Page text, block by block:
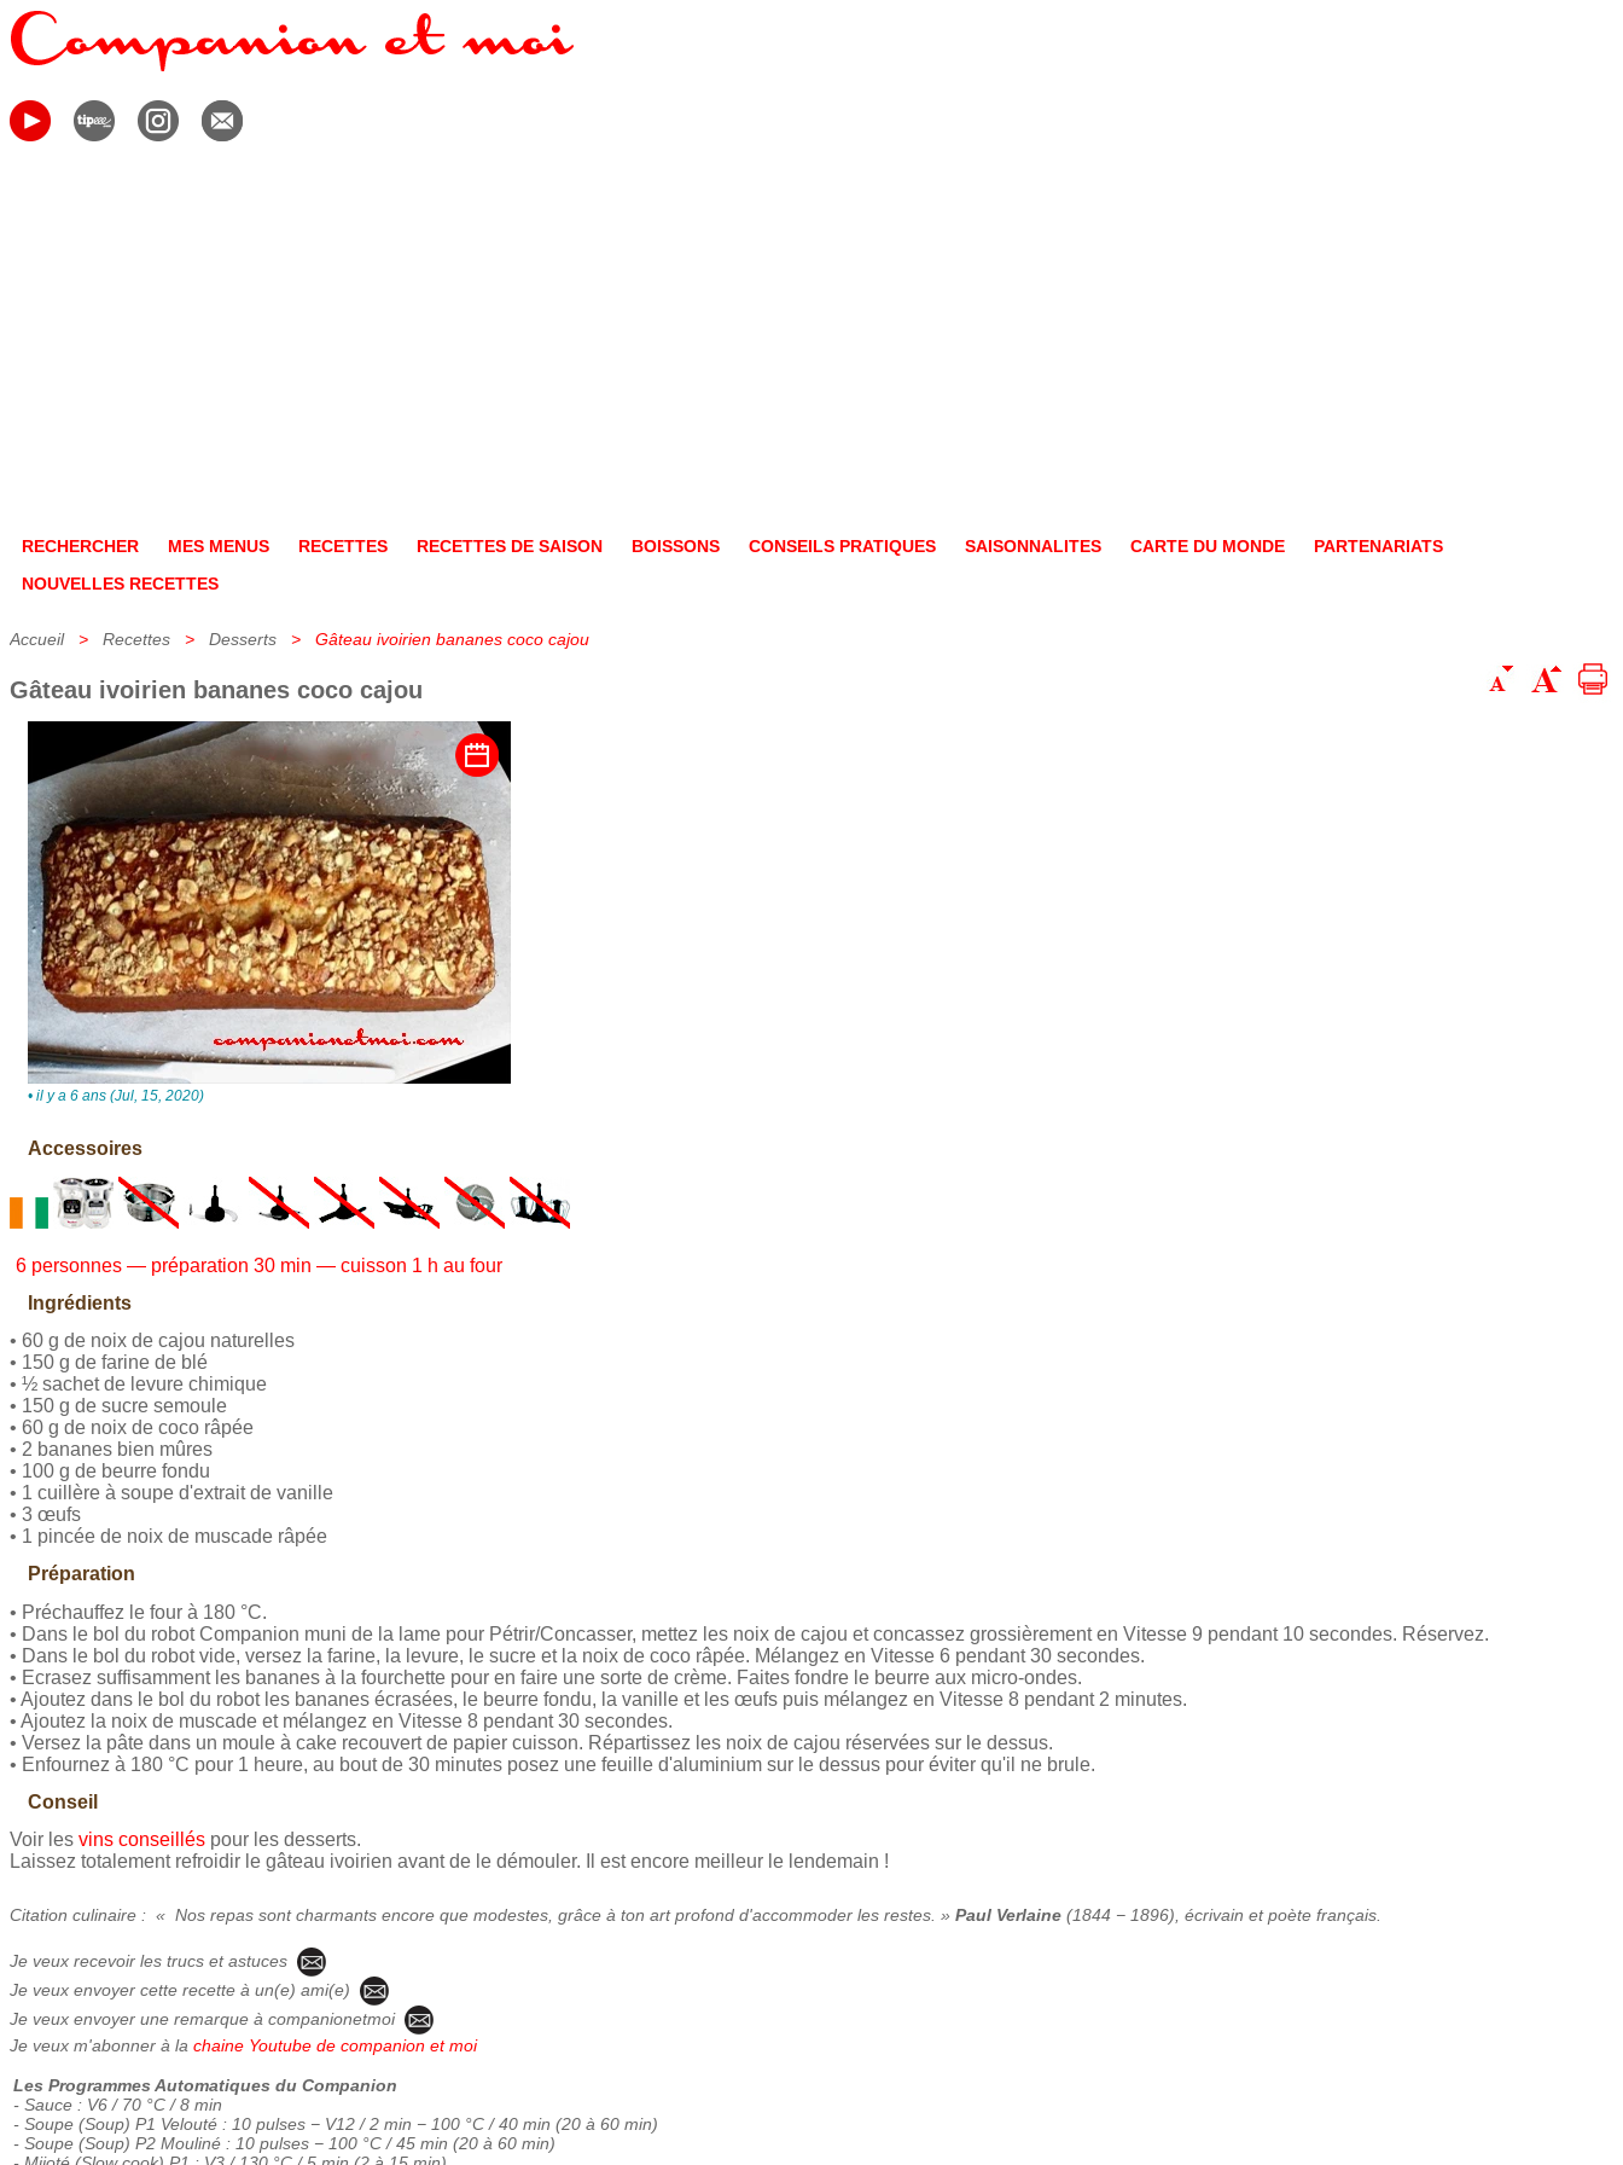
RECHERCHER MES MENUS RECETTES RECETTES DE SAISON BOISSONS CONSEILS PRATIQUES SAISONNALITES CARTE DU MONDE
PARTENARIATS
NOUVELLES RECETTES
Accueil> Recettes > Desserts > Gâteau ivoirien bananes coco cajou
Gâteau ivoirien bananes coco cajou
• il y a 6 ans (Jul, 15, 2020)
Accessoires
6 personnes — préparation 30 min — cuisson 1 h au four
Ingrédients
• 60 g de noix de cajou naturelles
• 150 g de farine de blé
• ½ sachet de levure chimique
• 150 g de sucre semoule
• 60 g de noix de coco râpée
• 2 bananes bien mûres
• 100 g de beurre fondu
• 1 cuillère à soupe d'extrait de vanille
• 3 œufs
• 1 pincée de noix de muscade râpée
Préparation
• Préchauffez le four à 180 °C.
• Dans le bol du robot Companion muni de la lame pour Pétrir/Concasser, mettez les noix de cajou et concassez grossièrement en Vitesse 9 pendant 10 secondes. Réservez.
• Dans le bol du robot vide, versez la farine, la levure, le sucre et la noix de coco râpée. Mélangez en Vitesse 6 pendant 30 secondes.
• Ecrasez suffisamment les bananes à la fourchette pour en faire une sorte de crème. Faites fondre le beurre aux micro-ondes.
• Ajoutez dans le bol du robot les bananes écrasées, le beurre fondu, la vanille et les œufs puis mélangez en Vitesse 8 pendant 2 minutes.
• Ajoutez la noix de muscade et mélangez en Vitesse 8 pendant 30 secondes.
• Versez la pâte dans un moule à cake recouvert de papier cuisson. Répartissez les noix de cajou réservées sur le dessus.
• Enfournez à 180 °C pour 1 heure, au bout de 30 minutes posez une feuille d'aluminium sur le dessus pour éviter qu'il ne brule.
Conseil
Voir les vins conseillés pour les desserts.
Laissez totalement refroidir le gâteau ivoirien avant de le démouler. Il est encore meilleur le lendemain !
Citation culinaire : « Nos repas sont charmants encore que modestes, grâce à ton art profond d'accommoder les restes. » Paul Verlaine (1844 − 1896), écrivain et poète français.
Je veux recevoir les trucs et astuces
Je veux envoyer cette recette à un(e) ami(e)
Je veux envoyer une remarque à companionetmoi
Je veux m'abonner à la chaine Youtube de companion et moi
Les Programmes Automatiques du Companion
- Sauce : V6 / 70 °C / 8 min
- Soupe (Soup) P1 Velouté : 10 pulses − V12 / 2 min − 100 °C / 40 min (20 à 60 min)
- Soupe (Soup) P2 Mouliné : 10 pulses − 100 °C / 45 min (20 à 60 min)